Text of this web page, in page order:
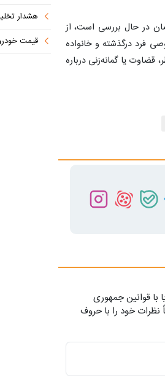
در حال بررسی است، از
فرد درگذشته و خانواده
قضاوت یا گمانه‌زنی درباره
با قوانین جمهوری
نظرات خود را با حروف
هشدار تخلیه برای ۲۰
قیمت